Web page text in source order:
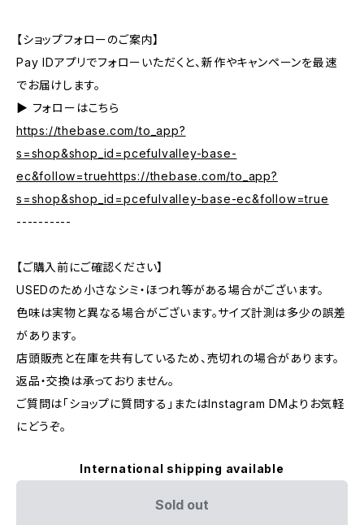
【ショップフォローのご案内】
Pay IDアプリでフォローいただくと、新作やキャンペーンを最速
でお届けします。
▶︎ フォローはこちら
https://thebase.com/to_app?
s=shop&shop_id=pcefulvalley-base-
ec&follow=truehttps://thebase.com/to_app?
s=shop&shop_id=pcefulvalley-base-ec&follow=true
----------
【ご購入前にご確認ください】
USEDのため小さなシミ・ほつれ等がある場合がございます。
色味は実物と異なる場合がございます。サイズ計測は多少の誤差
があります。
店頭販売と在庫を共有しているため、売切れの場合があります。
返品・交換は承っておりません。
ご質問は「ショップに質問する」またはInstagram DMよりお気軽
にどうぞ。
International shipping available
Sold out